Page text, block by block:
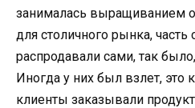
занималась выращиванием
для столичного рынка, часть
распродавали сами, так
Иногда у них был взлет, это
клиенты заказывали